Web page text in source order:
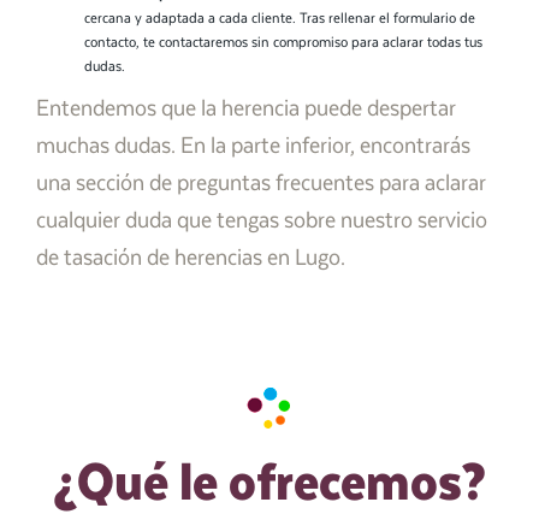
cercana y adaptada a cada cliente. Tras rellenar el formulario de
contacto, te contactaremos sin compromiso para aclarar todas tus
dudas.
Entendemos que la herencia puede despertar
muchas dudas. En la parte inferior, encontrarás
una sección de preguntas frecuentes para aclarar
cualquier duda que tengas sobre nuestro servicio
de tasación de herencias en Lugo.
¿Qué le ofrecemos?